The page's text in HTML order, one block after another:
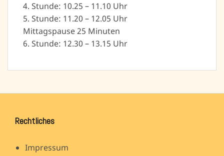
4. Stunde: 10.25 – 11.10 Uhr
5. Stunde: 11.20 – 12.05 Uhr
Mittagspause 25 Minuten
6. Stunde: 12.30 – 13.15 Uhr
Rechtliches
Impressum